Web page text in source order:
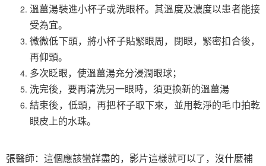
溫薑湯裝進小杯子或洗眼杯。其溫度及濃度以患者能接
受為宜。
微微低下頭，將小杯子貼緊眼周，閉眼，緊密扣合後，
再仰頭。
多次眨眼，使溫薑湯充分浸潤眼球；
洗完後，要再清洗另一眼時，須更換新的溫薑湯
結束後，低頭，再把杯子取下來，並用乾淨的毛巾拍乾
眼皮上的水珠。
張醫師：這個應該蠻詳盡的，影片這樣就可以了，沒什麼補